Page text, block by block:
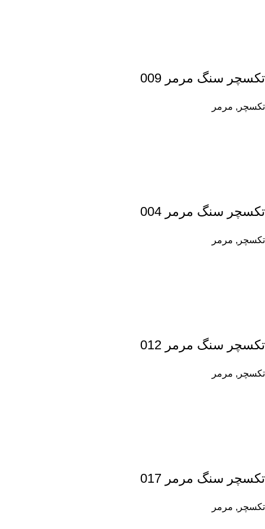
تکسچر سنگ مرمر 009
تکسچر , مرمر
تکسچر سنگ مرمر 004
تکسچر , مرمر
تکسچر سنگ مرمر 012
تکسچر , مرمر
تکسچر سنگ مرمر 017
تکسچر , مرمر